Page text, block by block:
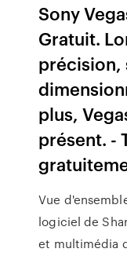
Sony
Gratuit.
précision,
plus,
présent. -
Vue
logiciel de
et multimédia